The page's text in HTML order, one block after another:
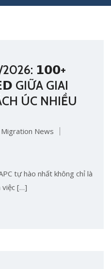
2026: 𝟭𝟬𝟬+
GIAI
ÚC NHIỀU
Migration News
tự hào nhất không chỉ là
việc […]